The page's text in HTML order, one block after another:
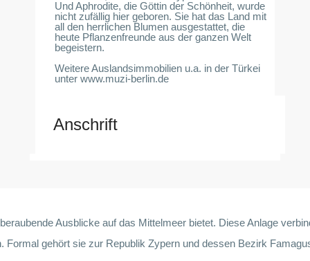
Und Aphrodite, die Göttin der Schönheit, wurde
nicht zufällig hier geboren. Sie hat das Land mit
all den herrlichen Blumen ausgestattet, die
heute Pflanzenfreunde aus der ganzen Welt
begeistern.
Weitere Auslandsimmobilien u.a. in der Türkei
unter www.muzi-berlin.de
Anschrift
Ausblicke auf das Mittelmeer bietet. Diese Anlage
gehört sie zur Republik Zypern und dessen Bezirk